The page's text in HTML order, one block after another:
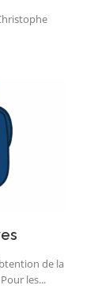
de la
les...